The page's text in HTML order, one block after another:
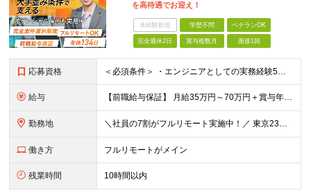
を高待遇でお迎え！
未経験歓迎 学歴不問 ベテランOK
完全週休2日 賞与複数月 面接1回
応募資格 ＜必須条件＞ ・エンジニアとしての実務経験5年以上 ＜尚可条件＞ ・PM、PL経験 ・後輩指導やチームリーダーなど、何らかのリード経験 ※リーダー未経験の方のご応募も大歓迎です！ポテンシャル採用を
給与 【前職給与保証】 月給35万円～70万円＋賞与年2回＋各種手当 ※前職の給与・スキル・経験を考慮の上、決定いたします。 ※月給には固定残業代（月30時間分／5万円～10万円）を含みます。超過分は別途
勤務地 ＼社員の7割がフルリモート実施中！／ 東京23区内など1都3県を中心としたプロジェクト先での勤務となります。 ※勤務地は希望を考慮します ≪本社≫ 東京都渋谷区恵比寿南1丁目3番7号 隅越ビル5階
働き方 フルリモートがメイン
残業時間 10時間以内